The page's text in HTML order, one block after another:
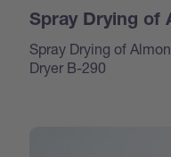
Spray Drying of
Spray Drying of
Dryer B-290